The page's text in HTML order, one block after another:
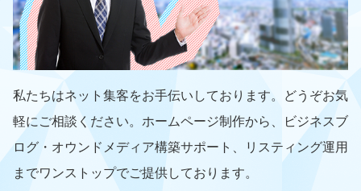
私たちはネット集客をお手伝いしております。どうぞお気
軽にご相談ください。ホームページ制作から、ビジネスブ
ログ・オウンドメディア構築サポート、リスティング運用
までワンストップでご提供しております。